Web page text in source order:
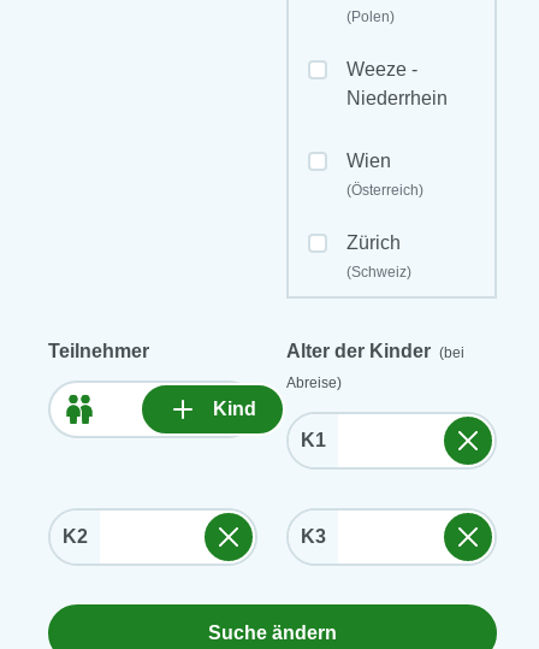
(Polen)
Weeze -
Niederrhein
Wien
(Österreich)
Zürich
(Schweiz)
Teilnehmer
Kind
Alter der Kinder (bei
Abreise)
K1
K2 K3
Suche ändern